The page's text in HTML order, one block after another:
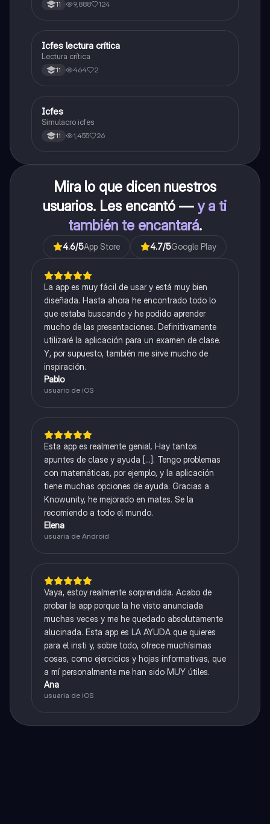
carrera con la que tanto sueñas.
11 9,888 124
Lengua Castellana
Icfes lectura crítica
Lectura crítica
11 464 2
ICFES: Sociales y Ciudadanas
Icfes
Simulacro icfes
11 1,455 26
Mira lo que dicen nuestros
usuarios. Les encantó —y a ti
también te encantará.
4.6/5App Store 4.7/5Google Play
La app es muy fácil de usar y está muy bien
diseñada. Hasta ahora he encontrado todo lo
que estaba buscando y he podido aprender
mucho de las presentaciones. Definitivamente
utilizaré la aplicación para un examen de clase.
Y, por supuesto, también me sirve mucho de
inspiración.
Pablo
usuario de iOS
Esta app es realmente genial. Hay tantos
apuntes de clase y ayuda [...]. Tengo problemas
con matemáticas, por ejemplo, y la aplicación
tiene muchas opciones de ayuda. Gracias a
Knowunity, he mejorado en mates. Se la
recomiendo a todo el mundo.
Elena
usuaria de Android
Vaya, estoy realmente sorprendida. Acabo de
probar la app porque la he visto anunciada
muchas veces y me he quedado absolutamente
alucinada. Esta app es LA AYUDA que quieres
para el insti y, sobre todo, ofrece muchísimas
cosas, como ejercicios y hojas informativas, que
a mí personalmente me han sido MUY útiles.
Ana
usuaria de iOS